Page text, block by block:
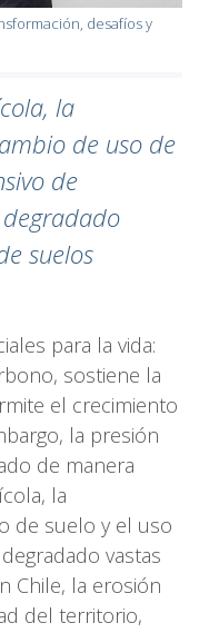
desafíos y
la
de uso de
de
suelos
para la vida:
sostiene la
el crecimiento
la presión
de manera
la
de suelo y el uso
vastas
Chile, la erosión
del territorio,